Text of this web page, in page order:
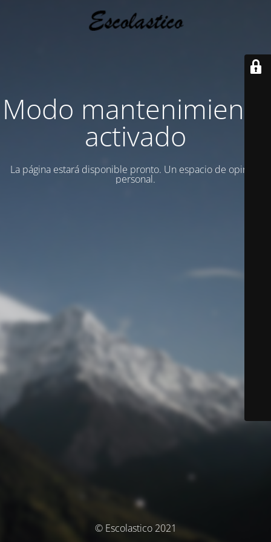
Modo mantenimiento
activado
La página estará disponible pronto. Un espacio de opinion
personal.
© Escolastico 2021